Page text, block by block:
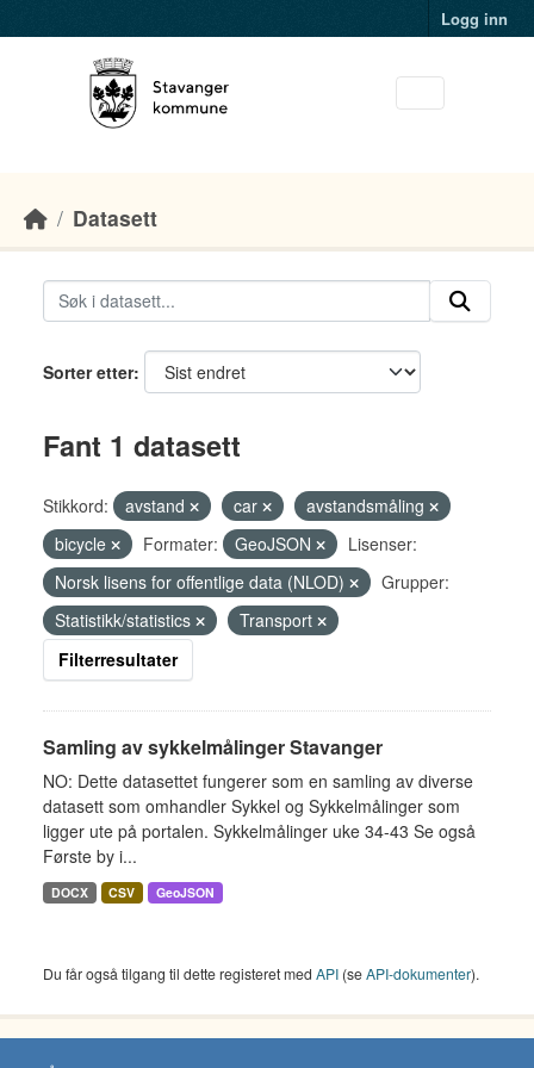
Logg inn
Datasett
Sorter etter
Fant 1 datasett
Stikkord: avstand car
avstandsmåling
bicycle
Formater: GeoJSON
Lisenser:
Norsk lisens for offentlige data (NLOD)
Grupper:
Statistikk/statistics
Transport
Filterresultater
Samling av sykkelmålinger Stavanger
NO: Dette datasettet fungerer som en samling av diverse
datasett som omhandler Sykkel og Sykkelmålinger som
ligger ute på portalen. Sykkelmålinger uke 34-43 Se også
Første by i...
DOCX CSV GeoJSON
Du får også tilgang til dette registeret med API (seAPI-dokumenter).